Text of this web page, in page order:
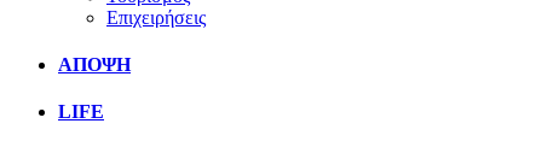
Επιχειρήσεις
ΑΠΟΨΗ
LIFE